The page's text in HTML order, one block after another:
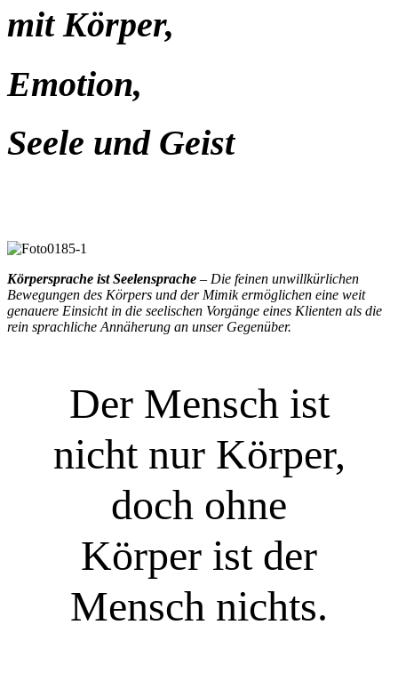
mit Körper,
Emotion,
Seele und Geist
Körpersprache ist Seelensprache – Die feinen unwillkürlichen
Bewegungen des Körpers und der Mimik ermöglichen eine weit
genauere Einsicht in die seelischen Vorgänge eines Klienten als die
rein sprachliche Annäherung an unser Gegenüber.
Der Mensch ist
nicht nur Körper,
doch ohne
Körper ist der
Mensch nichts.